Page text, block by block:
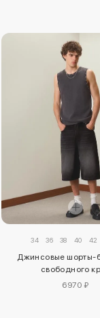
34 36 38 40 42
Джинсовые шорты-
свободного
6970 ₽